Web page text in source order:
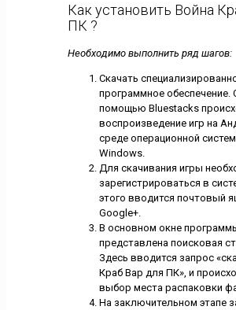
Как установить Война
ПК ?
Необходимо выполнить ряд шагов:
Скачать
программное обеспечение.
помощью Bluestacks
воспроизведение игр на
среде операционной
Windows.
Для скачивания игры
зарегистрироваться в
этого вводится почтовый
Google+.
В основном окне
представлена поисковая
Здесь вводится запрос
Краб Вар для ПК», и
выбор места распаковки
На заключительном этапе